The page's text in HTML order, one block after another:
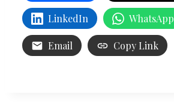
LinkedIn WhatsApp
Email Copy Link